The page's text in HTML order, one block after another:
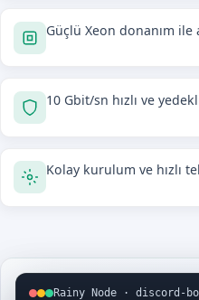
Güçlü Xeon donanım ile
10 Gbit/sn hızlı ve
Kolay kurulum ve hızlı
Rainy Node · discord-